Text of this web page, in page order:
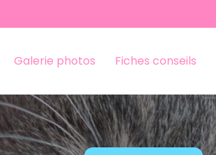
Galerie photos Fiches conseils